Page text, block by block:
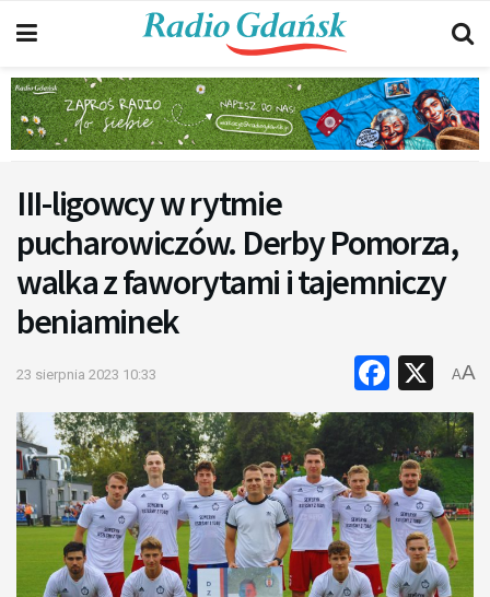
III-ligowcy w rytmie
pucharowiczów. Derby Pomorza,
walka z faworytami i tajemniczy
beniaminek
23 sierpnia 2023 10:33 X
AA